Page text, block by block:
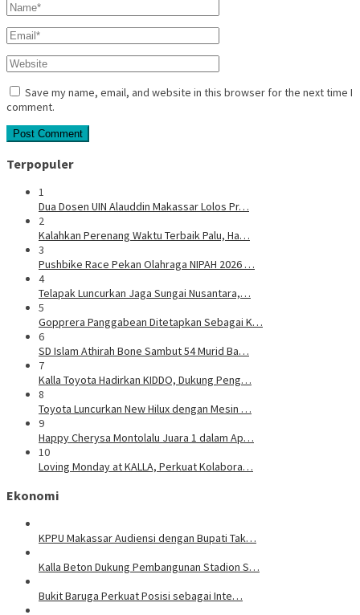
Save my name, email, and website in this browser for the next time I
comment.
Terpopuler
1
Dua Dosen UIN Alauddin Makassar Lolos Pr…
2
Kalahkan Perenang Waktu Terbaik Palu, Ha…
3
Pushbike Race Pekan Olahraga NIPAH 2026 …
4
Telapak Luncurkan Jaga Sungai Nusantara,…
5
Gopprera Panggabean Ditetapkan Sebagai K…
6
SD Islam Athirah Bone Sambut 54 Murid Ba…
7
Kalla Toyota Hadirkan KIDDO, Dukung Peng…
8
Toyota Luncurkan New Hilux dengan Mesin …
9
Happy Cherysa Montolalu Juara 1 dalam Ap…
10
Loving Monday at KALLA, Perkuat Kolabora…
Ekonomi
KPPU Makassar Audiensi dengan Bupati Tak…
Kalla Beton Dukung Pembangunan Stadion S…
Bukit Baruga Perkuat Posisi sebagai Inte…